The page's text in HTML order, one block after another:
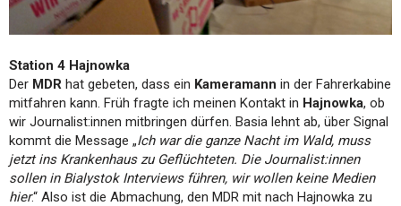
Station 4 Hajnowka
Der MDR hat gebeten, dass ein Kameramann in der Fahrerkabine
mitfahren kann. Früh fragte ich meinen Kontakt in Hajnowka, ob
wir Journalist:innen mitbringen dürfen. Basia lehnt ab, über Signal
kommt die Message „Ich war die ganze Nacht im Wald, muss
jetzt ins Krankenhaus zu Geflüchteten. Die Journalist:innen
sollen in Bialystok Interviews führen, wir wollen keine Medien
hier.“ Also ist die Abmachung, den MDR mit nach Hajnowka zu